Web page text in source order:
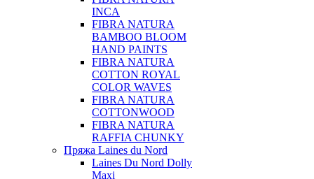
INCA
FIBRA NATURA
BAMBOO BLOOM
HAND PAINTS
FIBRA NATURA
COTTON ROYAL
COLOR WAVES
FIBRA NATURA
COTTONWOOD
FIBRA NATURA
RAFFIA CHUNKY
Пряжа Laines du Nord
Laines Du Nord Dolly
Maxi